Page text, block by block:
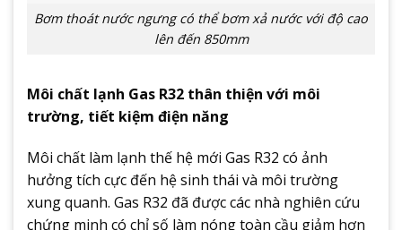
Bơm thoát nước ngưng có thể bơm xả nước với độ cao
lên đến 850mm
Môi chất lạnh Gas R32 thân thiện với môi
trường, tiết kiệm điện năng
Môi chất làm lạnh thế hệ mới Gas R32 có ảnh
hưởng tích cực đến hệ sinh thái và môi trường
xung quanh. Gas R32 đã được các nhà nghiên cứu
chứng minh có chỉ số làm nóng toàn cầu giảm hơn